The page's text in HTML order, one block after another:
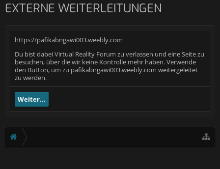
EXTERNE WEITERLEITUNGEN
https://pafikabngawi003.weebly.com
Du bist dabei Virtual Reality Forum zu verlassen und eine Seite zu
besuchen, über die wir keine Kontrolle mehr haben. Verwende
den Button, um zu pafikabngawi003.weebly.com weitergeleitet
zu werden.
Weiter...